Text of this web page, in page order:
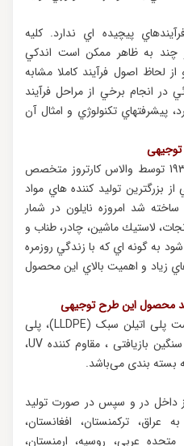
پيچيده اي ندارد. كليه
چند به ظاهر ممكن است اندكي
لحاظ اصول فرآيند كاملا مشابه
در انجام برخي از مراحل فرآيند
پيشرفتهاي تكنولوژي و امثال آن
نايلون پليمري است كه در سال 1935 توسط والاس كارتروز متخصص
توليد كننده هاي مواد
شد امروزه نايلون در شمار
لاستيك ماشين، چادر، طناب و
به گونه اي كه با زندگي روزمره
زياد و اهميت بالاي اين محصول
محصول این طرح توجیهی
مواد اولیه در این طرح شامل پوست پلی اتیلن سبک (LLDPE)، پلی
اتیلن سنگین (HDPE)، پلی اتیلن سنگین بازیافتی ، مقاوم کننده UV،
بسته بندی می‌باشد.
داخل در و سپس در صورت تولید
تركمنستان، افغانستان،
متحده عربی، روسیه، ارمنستان،